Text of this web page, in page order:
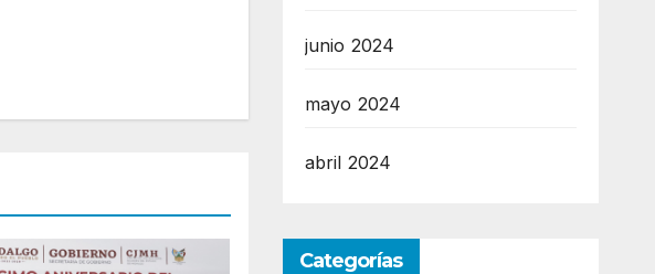
junio 2024
mayo 2024
abril 2024
Categorías